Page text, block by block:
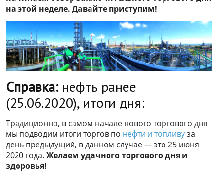
на этой неделе. Давайте приступим!
Справка: нефть ранее
(25.06.2020), итоги дня:
Традиционно, в самом начале нового торгового дня
мы подводим итоги торгов по нефти и топливуза
день предыдущий, в данном случае — это 25 июня
2020 года. Желаем удачного торгового дня и
здоровья!